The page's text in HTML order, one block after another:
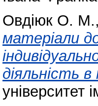
Овдіюк О. М.,
матеріали
діяльність в
університет